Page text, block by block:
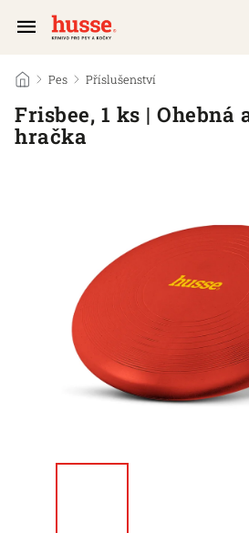
/ Pes / Příslušenství
Frisbee, 1 ks | Ohebná
hračka